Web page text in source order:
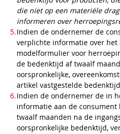
die niet op een materiële
informeren over
Indien de ondernemer de
verplichte informatie over
modelformulier voor
de bedenktijd af twaalf
oorspronkelijke,
artikel vastgestelde
Indien de ondernemer de in
informatie aan de
twaalf maanden na de
oorspronkelijke bedenktijd,